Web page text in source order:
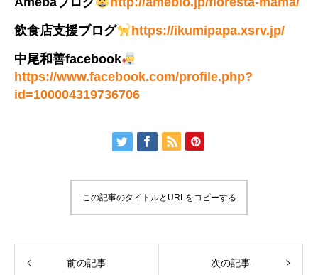
飲食店支援ブログ
https://ikumipapa.xsrv.jp/
中尾和善facebook
https://www.facebook.com/profile.php?
id=100004319736706
この記事のタイトルとURLをコピーする
前の記事 次の記事